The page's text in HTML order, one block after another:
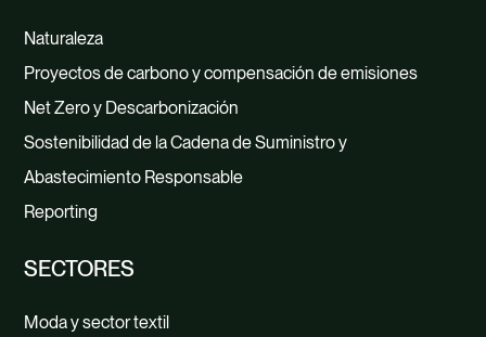
Naturaleza
Proyectos de carbono y compensación de emisiones
Net Zero y Descarbonización
Sostenibilidad de la Cadena de Suministro y
Abastecimiento Responsable
Reporting
SECTORES
Moda y sector textil